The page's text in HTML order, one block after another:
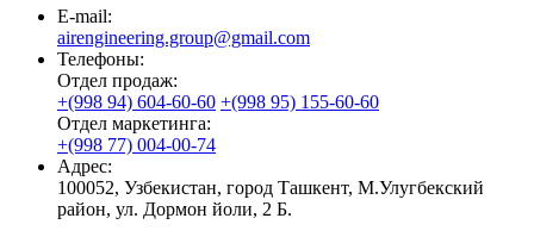
E-mail:
airengineering.group@gmail.com
Телефоны:
Отдел продаж:
+(998 94) 604-60-60 +(998 95) 155-60-60
Отдел маркетинга:
+(998 77) 004-00-74
Адрес:
100052, Узбекистан, город Ташкент, М.Улугбекский
район, ул. Дормон йоли, 2 Б.